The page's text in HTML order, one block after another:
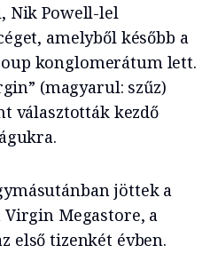
Nik Powell-lel
amelyből később a
konglomerátum lett.
(magyarul: szűz)
választották kezdő
jöttek a
Megastore, a
első tizenkét évben.